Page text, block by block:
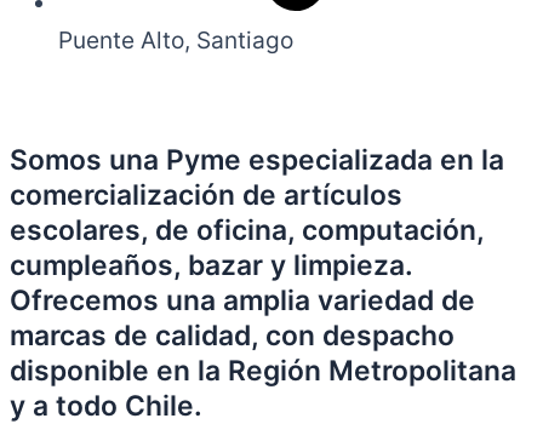
Puente Alto, Santiago
Somos una Pyme especializada en la
comercialización de artículos
escolares, de oficina, computación,
cumpleaños, bazar y limpieza.
Ofrecemos una amplia variedad de
marcas de calidad, con despacho
disponible en la Región Metropolitana
y a todo Chile.